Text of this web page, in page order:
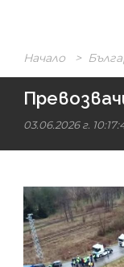
Начало >
03.06.2026 г.